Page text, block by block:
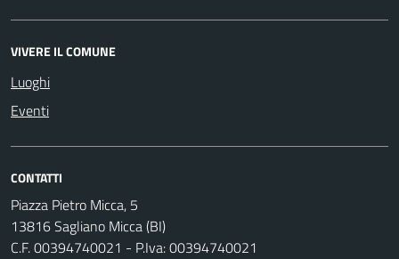
VIVERE IL COMUNE
Luoghi
Eventi
CONTATTI
Piazza Pietro Micca, 5
13816 Sagliano Micca (BI)
C.F. 00394740021 - P.Iva: 00394740021